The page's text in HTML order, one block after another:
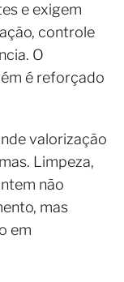
e exigem
controle
O
é reforçado
valorização
Limpeza,
não
mas
em